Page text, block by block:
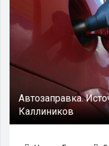
Автозаправка.
Каллиников